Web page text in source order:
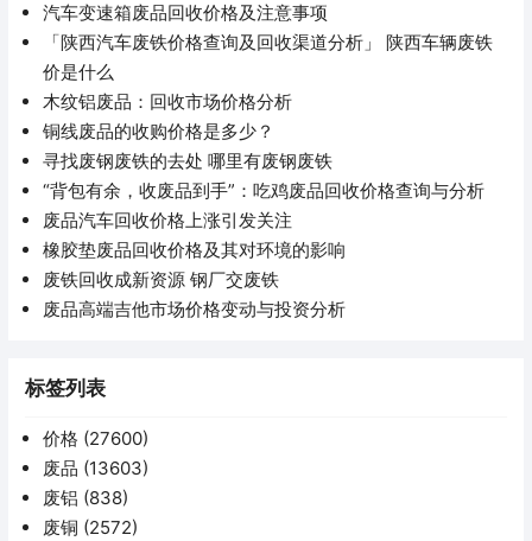
汽车变速箱废品回收价格及注意事项
「陕西汽车废铁价格查询及回收渠道分析」 陕西车辆废铁
价是什么
木纹铝废品：回收市场价格分析
铜线废品的收购价格是多少？
寻找废钢废铁的去处 哪里有废钢废铁
“背包有余，收废品到手”：吃鸡废品回收价格查询与分析
废品汽车回收价格上涨引发关注
橡胶垫废品回收价格及其对环境的影响
废铁回收成新资源 钢厂交废铁
废品高端吉他市场价格变动与投资分析
标签列表
价格 (27600)
废品 (13603)
废铝 (838)
废铜 (2572)